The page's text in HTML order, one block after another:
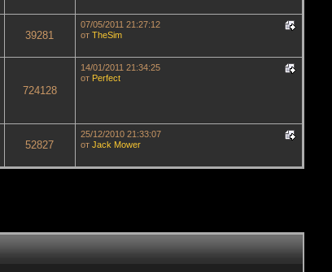
39281
07/05/2011 21:27:12
отTheSim
724128
14/01/2011 21:34:25
от Perfect
52827
25/12/2010 21:33:07
отJack Mower